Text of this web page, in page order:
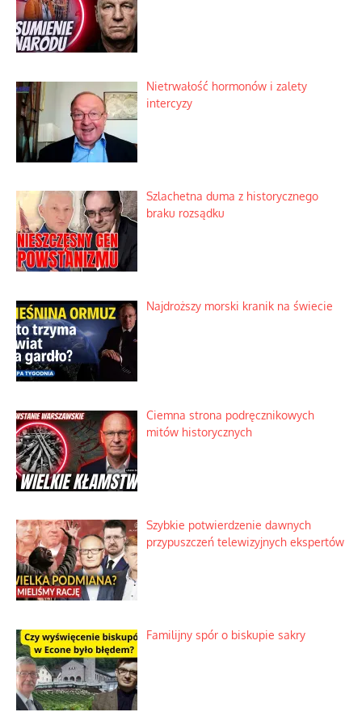
Nietrwałość hormonów i zalety
intercyzy
Szlachetna duma z historycznego
braku rozsądku
Najdroższy morski kranik na świecie
Ciemna strona podręcznikowych
mitów historycznych
Szybkie potwierdzenie dawnych
przypuszczeń telewizyjnych ekspertów
Familijny spór o biskupie sakry